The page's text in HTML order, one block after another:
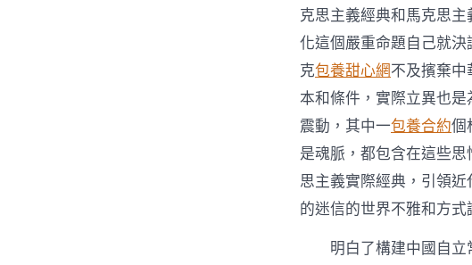
克思主義經典和馬克思
化這個嚴重命題自己就決
克包養甜心網不及擯棄
本和條件，實際立異也
震動，其中一包養合約個
是魂脈，都包含在這些
思主義實際經典，引領
的迷信的世界不雅和方式
明白了構建中國自